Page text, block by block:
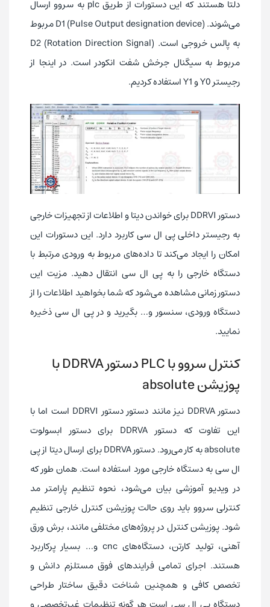
دلتا هستند که این دستورات از طریق plc به سروو ارسال
می‌شوند. D1 (Pulse Output designation device) مربوط
به پالس خروجی است. D2 (Rotation Direction Signal)
مربوط به سیگنال جرخش شفت انکودر است. در اینجا از
رجیستر Y0 و Y1 استفاده کردیم.
دستور DDRVI برای خواندن دیتا و اطلاعات از تجهیزات خارجی
به رجیستر داخلی پی ال سی کاربرد دارد. این دستورات این
امکان را ایجاد می‌کند تا داده‌های مربوط به ورودی مرتبط با
دستگاه خارجی را به پی ال سی انتقال دهید. مزیت این
دستور زمانی مشاهده می‌شود که شما بخواهید اطلاعات را از
دستگاه ورودی، سنسور و… بگیرید و در پی ال سی ذخیره
نمایید.
کنترل سروو با PLC دستور DDRVA با
پوزیشن absolute
دستور DDRVA نیز مانند دستور دستور DDRVI است اما با
این تفاوت که دستور DDRVA برای دستور ابسولوت
absolute به کار می‌رود. دستور DDRVA برای ارسال دیتا از پی
ال سی به دستگاه خارجی مورد استفاده است. همان طور که
در ویدیو آموزشی بیان می‌شود، نحوه تنظیم پارامتر مد
کنترلی سروو باید روی حالت پوزیشن کنترل خارجی تنظیم
شود. پوزیشن کنترل در پروژه‌های مختلفی مانند، برش ورق
آهنی، تولید کارتن، دستگاه‌هایcnc و… بسیار پرکاربرد
هستند. اجرای تمامی فرایندهای فوق مستلزم دانش و
تخصص کافی و همچنین شناخت دقیق ساختار طراحی